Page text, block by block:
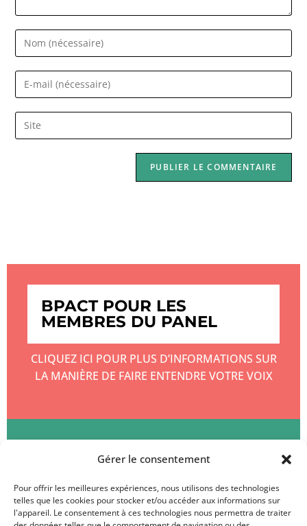
Gérer le consentement
Pour offrir les meilleures expériences, nous utilisons des technologies
telles que les cookies pour stocker et/ou accéder aux informations sur
l'appareil. Le consentement à ces technologies nous permettra de traiter
BPACT POUR LES
MEMBRES DU PANEL
CLIQUEZ ICI POUR PLUS D’INFORMATIONS SUR
LA MANIÈRE DE FAIRE ENTENDRE VOTRE VOIX
BPACT POUR LES CLIENTS
CLIQUEZ ICI POUR EN SAVOIR PLUS SUR
LES SERVICES DE BPACT